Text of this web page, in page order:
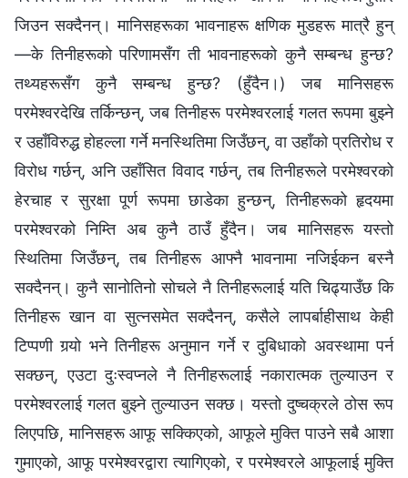
जिउन सक्दैनन्। मानिसहरूका भावनाहरू क्षणिक मुडहरू मात्रै हुन्
—के तिनीहरूको परिणामसँग ती भावनाहरूको कुनै सम्बन्ध हुन्छ?
तथ्यहरूसँग कुनै सम्बन्ध हुन्छ? (हुँदैन।) जब मानिसहरू
परमेश्‍वरदेखि तर्किन्छन्, जब तिनीहरू परमेश्‍वरलाई गलत रूपमा बुझ्‍ने
र उहाँविरुद्ध होहल्ला गर्ने मनस्थितिमा जिउँछन्, वा उहाँको प्रतिरोध र
विरोध गर्छन्, अनि उहाँसित विवाद गर्छन्, तब तिनीहरूले परमेश्‍वरको
हेरचाह र सुरक्षा पूर्ण रूपमा छाडेका हुन्छन्, तिनीहरूको हृदयमा
परमेश्‍वरको निम्ति अब कुनै ठाउँ हुँदैन। जब मानिसहरू यस्तो
स्थितिमा जिउँछन्, तब तिनीहरू आफ्नै भावनामा नजिईकन बस्नै
सक्दैनन्। कुनै सानोतिनो सोचले नै तिनीहरूलाई यति चिढ्याउँछ कि
तिनीहरू खान वा सुत्नसमेत सक्दैनन्, कसैले लापर्बाहीसाथ केही
टिप्‍पणी गर्‍यो भने तिनीहरू अनुमान गर्ने र दुबिधाको अवस्थामा पर्न
सक्छन्, एउटा दुःस्वप्नले नै तिनीहरूलाई नकारात्मक तुल्याउन र
परमेश्‍वरलाई गलत बुझ्‍ने तुल्याउन सक्छ। यस्तो दुष्चक्रले ठोस रूप
लिएपछि, मानिसहरू आफू सक्किएको, आफूले मुक्ति पाउने सबै आशा
गुमाएको, आफू परमेश्‍वरद्वारा त्यागिएको, र परमेश्‍वरले आफूलाई मुक्ति